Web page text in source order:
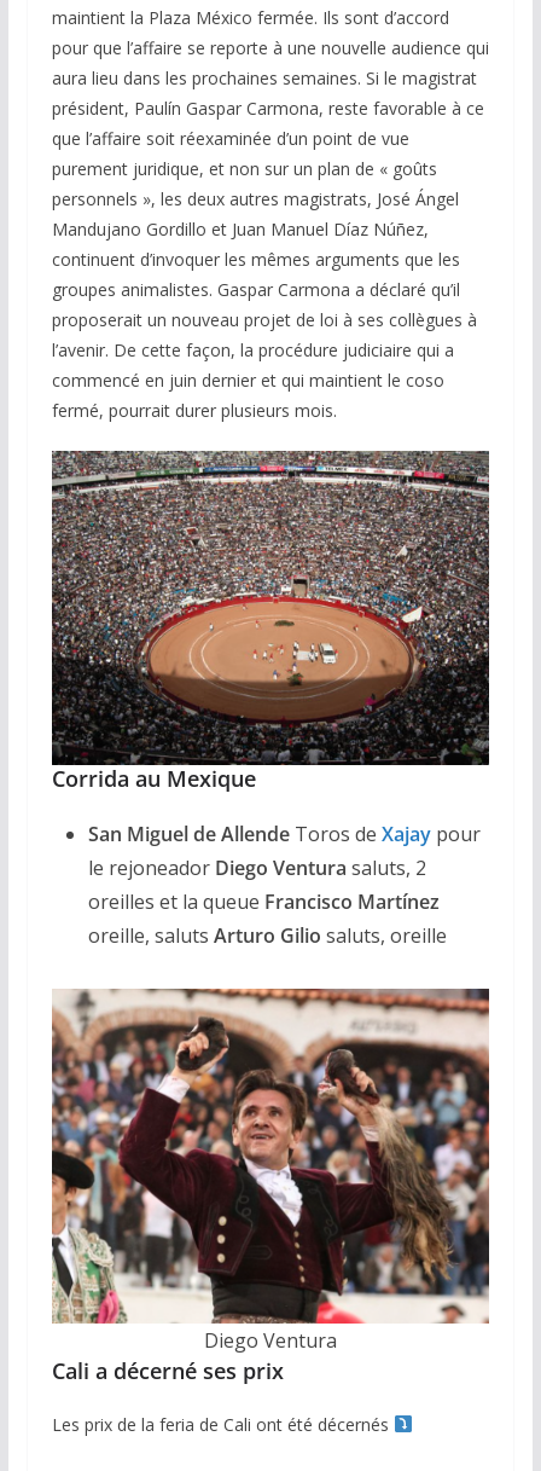
maintient la Plaza México fermée. Ils sont d’accord
pour que l’affaire se reporte à une nouvelle audience qui
aura lieu dans les prochaines semaines. Si le magistrat
président, Paulín Gaspar Carmona, reste favorable à ce
que l’affaire soit réexaminée d’un point de vue
purement juridique, et non sur un plan de « goûts
personnels », les deux autres magistrats, José Ángel
Mandujano Gordillo et Juan Manuel Díaz Núñez,
continuent d’invoquer les mêmes arguments que les
groupes animalistes. Gaspar Carmona a déclaré qu’il
proposerait un nouveau projet de loi à ses collègues à
l’avenir. De cette façon, la procédure judiciaire qui a
commencé en juin dernier et qui maintient le coso
fermé, pourrait durer plusieurs mois.
Corrida au Mexique
San Miguel de AllendeToros de Xajaypour
le rejoneadorDiego Ventura saluts, 2
oreilles et la queue Francisco Martínez
oreille, saluts Arturo Gilio saluts, oreille
Diego Ventura
Cali a décerné ses prix
Les prix de la feria de Cali ont été décernés